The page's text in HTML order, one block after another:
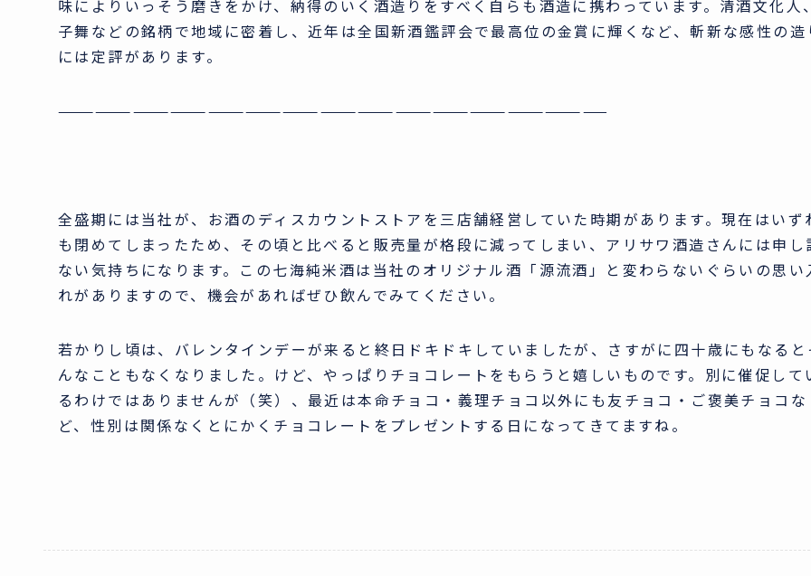
味によりいっそう磨きをかけ、納得のいく酒造りをすべく自らも酒造に携わっています。清酒文化人
子舞などの銘柄で地域に密着し、近年は全国新酒鑑評会で最高位の金賞に輝くなど、斬新な感性の造
には定評があります。
————————————————————————————————————————————
全盛期には当社が、お酒のディスカウントストアを三店舗経営していた時期があります。現在はいず
も閉めてしまったため、その頃と比べると販売量が格段に減ってしまい、アリサワ酒造さんには申し
ない気持ちになります。この七海純米酒は当社のオリジナル酒「源流酒」と変わらないぐらいの思い
れがありますので、機会があればぜひ飲んでみてください。
若かりし頃は、バレンタインデーが来ると終日ドキドキしていましたが、さすがに四十歳にもなる
んなこともなくなりました。けど、やっぱりチョコレートをもらうと嬉しいものです。別に催促して
るわけではありませんが（笑）、最近は本命チョコ・義理チョコ以外にも友チョコ・ご褒美チョコな
ど、性別は関係なくとにかくチョコレートをプレゼントする日になってきてますね。